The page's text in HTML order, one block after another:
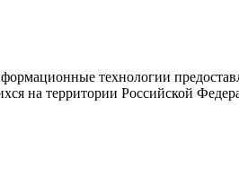
технологии
на территории Российской